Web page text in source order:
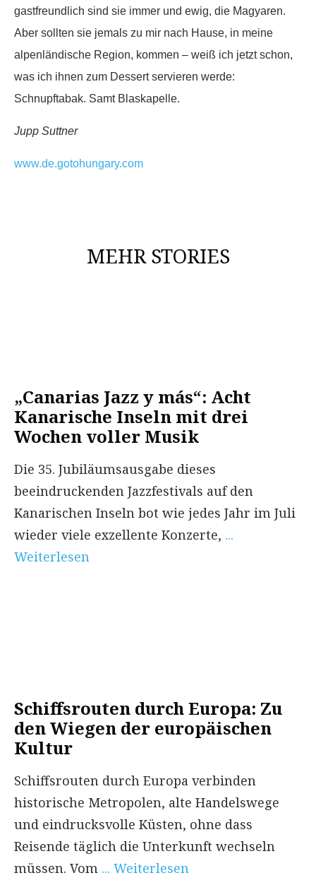
gastfreundlich sind sie immer und ewig, die Magyaren.
Aber sollten sie jemals zu mir nach Hause, in meine
alpenländische Region, kommen – weiß ich jetzt schon,
was ich ihnen zum Dessert servieren werde:
Schnupftabak. Samt Blaskapelle.
Jupp Suttner
www.de.gotohungary.com
MEHR STORIES
„Canarias Jazz y más“: Acht
Kanarische Inseln mit drei
Wochen voller Musik
Die 35. Jubiläumsausgabe dieses
beeindruckenden Jazzfestivals auf den
Kanarischen Inseln bot wie jedes Jahr im Juli
wieder viele exzellente Konzerte, ...
Weiterlesen
Schiffsrouten durch Europa: Zu
den Wiegen der europäischen
Kultur
Schiffsrouten durch Europa verbinden
historische Metropolen, alte Handelswege
und eindrucksvolle Küsten, ohne dass
Reisende täglich die Unterkunft wechseln
müssen. Vom ... Weiterlesen